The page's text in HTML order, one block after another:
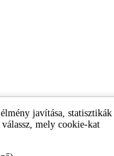
javítása, statisztikák
mely cookie-kat